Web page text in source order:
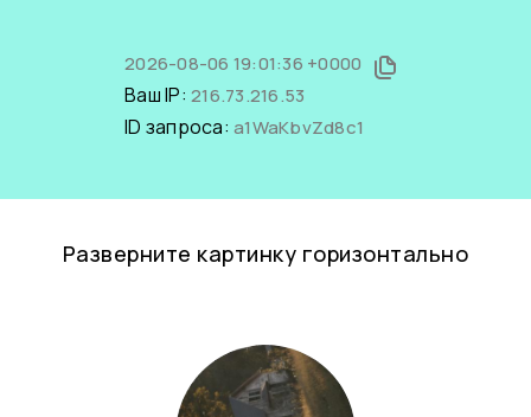
2026-08-06 19:01:36 +0000
Ваш IP: 216.73.216.53
ID запроса: a1WaKbvZd8c1
Разверните картинку горизонтально